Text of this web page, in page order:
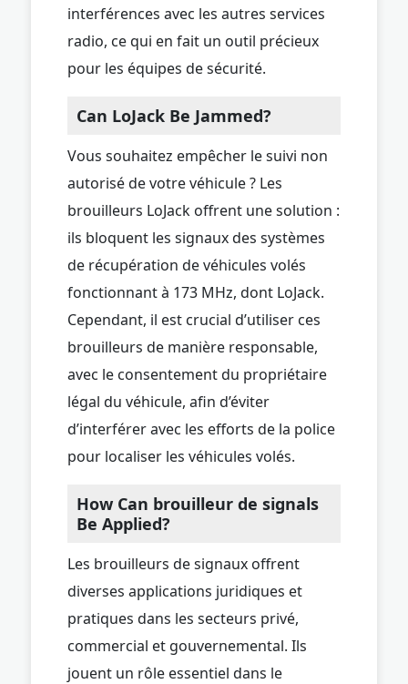
interférences avec les autres services
radio, ce qui en fait un outil précieux
pour les équipes de sécurité.
Can LoJack Be Jammed?
Vous souhaitez empêcher le suivi non
autorisé de votre véhicule ? Les
brouilleurs LoJack offrent une solution :
ils bloquent les signaux des systèmes
de récupération de véhicules volés
fonctionnant à 173 MHz, dont LoJack.
Cependant, il est crucial d’utiliser ces
brouilleurs de manière responsable,
avec le consentement du propriétaire
légal du véhicule, afin d’éviter
d’interférer avec les efforts de la police
pour localiser les véhicules volés.
How Can brouilleur de signals
Be Applied?
Les brouilleurs de signaux offrent
diverses applications juridiques et
pratiques dans les secteurs privé,
commercial et gouvernemental. Ils
jouent un rôle essentiel dans le